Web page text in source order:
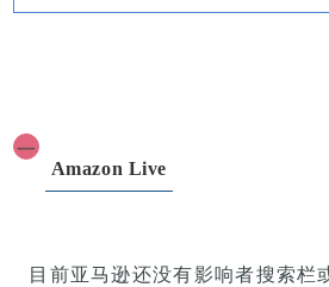
一
Amazon Live
目前亚马逊还没有影响者搜索栏